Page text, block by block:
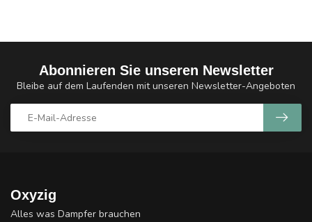
Abonnieren Sie unseren Newsletter
Bleibe auf dem Laufenden mit unseren Newsletter-Angeboten
Oxyzig
Alles was Dampfer brauchen